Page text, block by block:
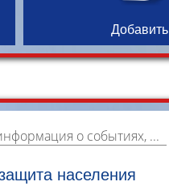
Добавить
и торгово-коммерческой деятельности города. Страницу наполняют платные и бесплатные объявления, имеющие функцию "поднятия вверх списка".
населения